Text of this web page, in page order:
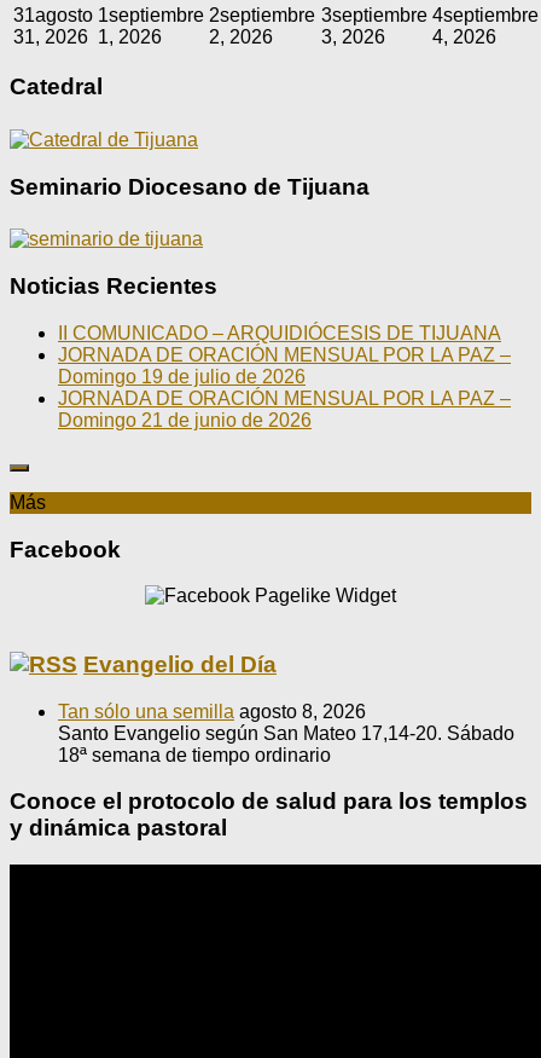
31agosto
31, 2026
1septiembre
1, 2026
2septiembre
2, 2026
3septiembre
3, 2026
4septiembre
4, 2026
Catedral
Seminario Diocesano de Tijuana
Noticias Recientes
II COMUNICADO – ARQUIDIÓCESIS DE TIJUANA
JORNADA DE ORACIÓN MENSUAL POR LA PAZ –
Domingo 19 de julio de 2026
JORNADA DE ORACIÓN MENSUAL POR LA PAZ –
Domingo 21 de junio de 2026
Más
Facebook
Evangelio del Día
Tan sólo una semilla agosto 8, 2026
Santo Evangelio según San Mateo 17,14-20. Sábado
18ª semana de tiempo ordinario
Conoce el protocolo de salud para los templos
y dinámica pastoral